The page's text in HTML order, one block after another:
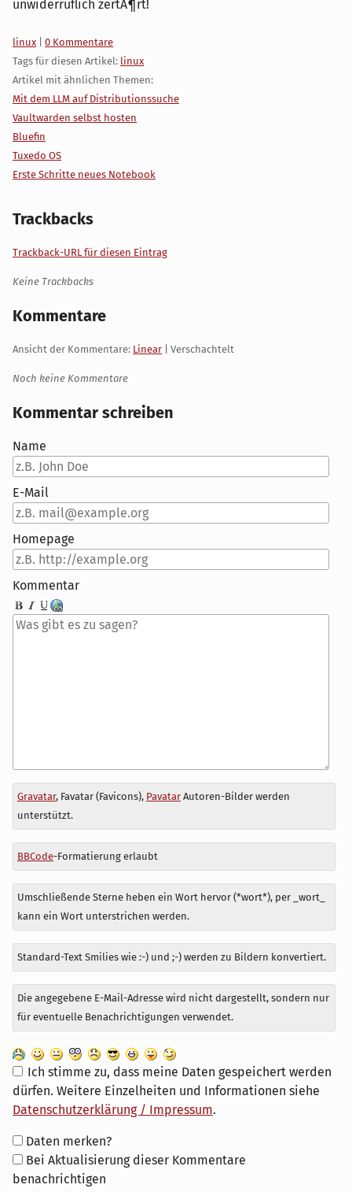
unwiderruflich zertÃ¶rt!
Kategorien:
linux
0 Kommentare
Tags für diesen Artikel: linux
Artikel mit ähnlichen Themen:
Mit dem LLM auf Distributionssuche
Vaultwarden selbst hosten
Bluefin
Tuxedo OS
Erste Schritte neues Notebook
Trackbacks
Trackback-URL für diesen Eintrag
Keine Trackbacks
Kommentare
Ansicht der Kommentare: Linear | Verschachtelt
Noch keine Kommentare
Kommentar schreiben
Name
E-Mail
Homepage
Kommentar
Antwort
zu
Gravatar, Favatar (Favicons), PavatarAutoren-Bilder werden
unterstützt.
BBCode-Formatierung erlaubt
Umschließende Sterne heben ein Wort hervor (*wort*), per _wort_
kann ein Wort unterstrichen werden.
Standard-Text Smilies wie :-) und ;-) werden zu Bildern konvertiert.
Die angegebene E-Mail-Adresse wird nicht dargestellt, sondern nur
für eventuelle Benachrichtigungen verwendet.
Ich stimme zu, dass meine Daten gespeichert werden
dürfen. Weitere Einzelheiten und Informationen siehe
Datenschutzerklärung / Impressum.
Formular-
Optionen
Daten merken?
Bei Aktualisierung dieser Kommentare
benachrichtigen